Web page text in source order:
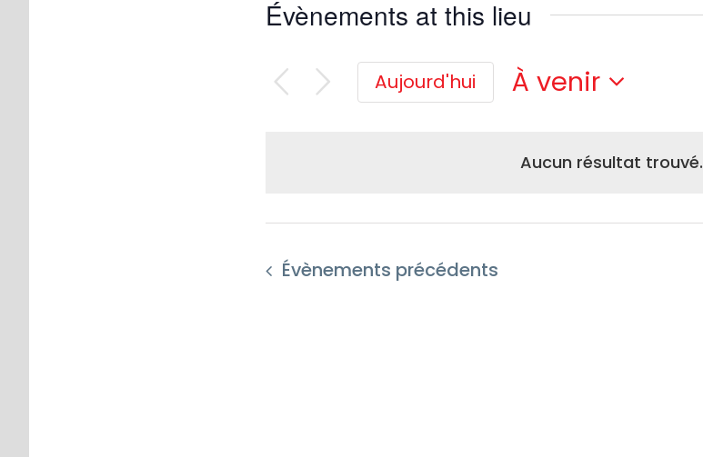
Aucun résultat trouvé.
Évènements at this lieu
Aujourd'hui
À venir
date.
Évènements précédents